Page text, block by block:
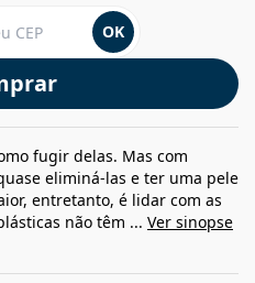
OK
fugir delas. Mas com
eliminá-las e ter uma pele
entretanto, é lidar com as
não têm ... Ver sinopse